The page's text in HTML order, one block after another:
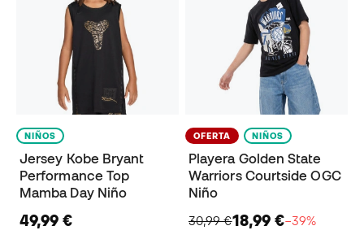
NIÑOS
Jersey Kobe Bryant
Performance Top
Mamba Day Niño
49,99 €
OFERTA NIÑOS
Playera Golden State
Warriors Courtside OGC
Niño
30,99 €18,99 €−39%